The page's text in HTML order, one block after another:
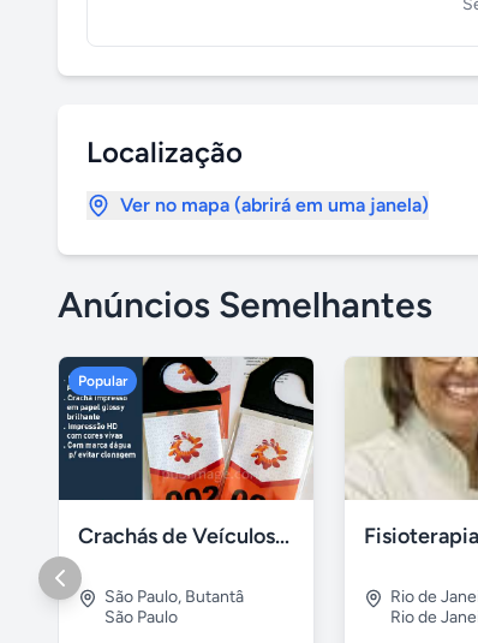
Localização
Ver no mapa (abrirá em uma janela)
Anúncios Semelhantes
Popular
Crachás de Veículos: Numerados e Personalizados
São Paulo, Butantâ
São Paulo
Rio de
Rio de